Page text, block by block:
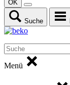
OK
Suche
Menü